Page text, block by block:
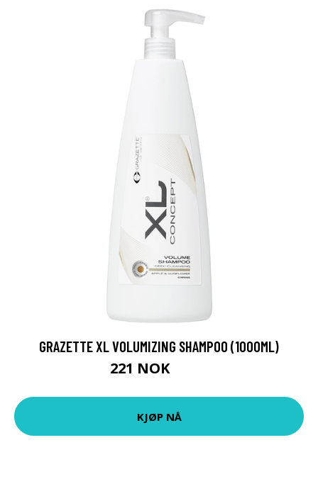
GRAZETTE XL VOLUMIZING SHAMPOO (1000ML)
221 NOK
KJØP NÅ